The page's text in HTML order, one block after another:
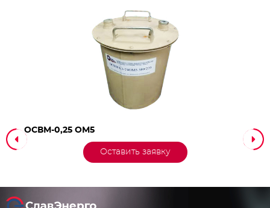
ОСВМ-0,25 ОМ5
Оставить заявку